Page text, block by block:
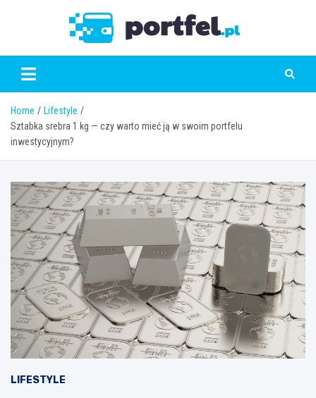
Home
Lifestyle
Sztabka srebra 1 kg — czy warto mieć ją w swoim portfelu
inwestycyjnym?
LIFESTYLE